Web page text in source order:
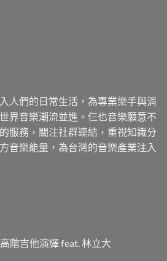
人們的日常生活，為專業樂手與消
界音樂潮流並進。仨也音樂願意不
服務，關注社群連結，重視知識分
音樂能量，為台灣的音樂產業注入
階吉他演繹 feat. 林立大